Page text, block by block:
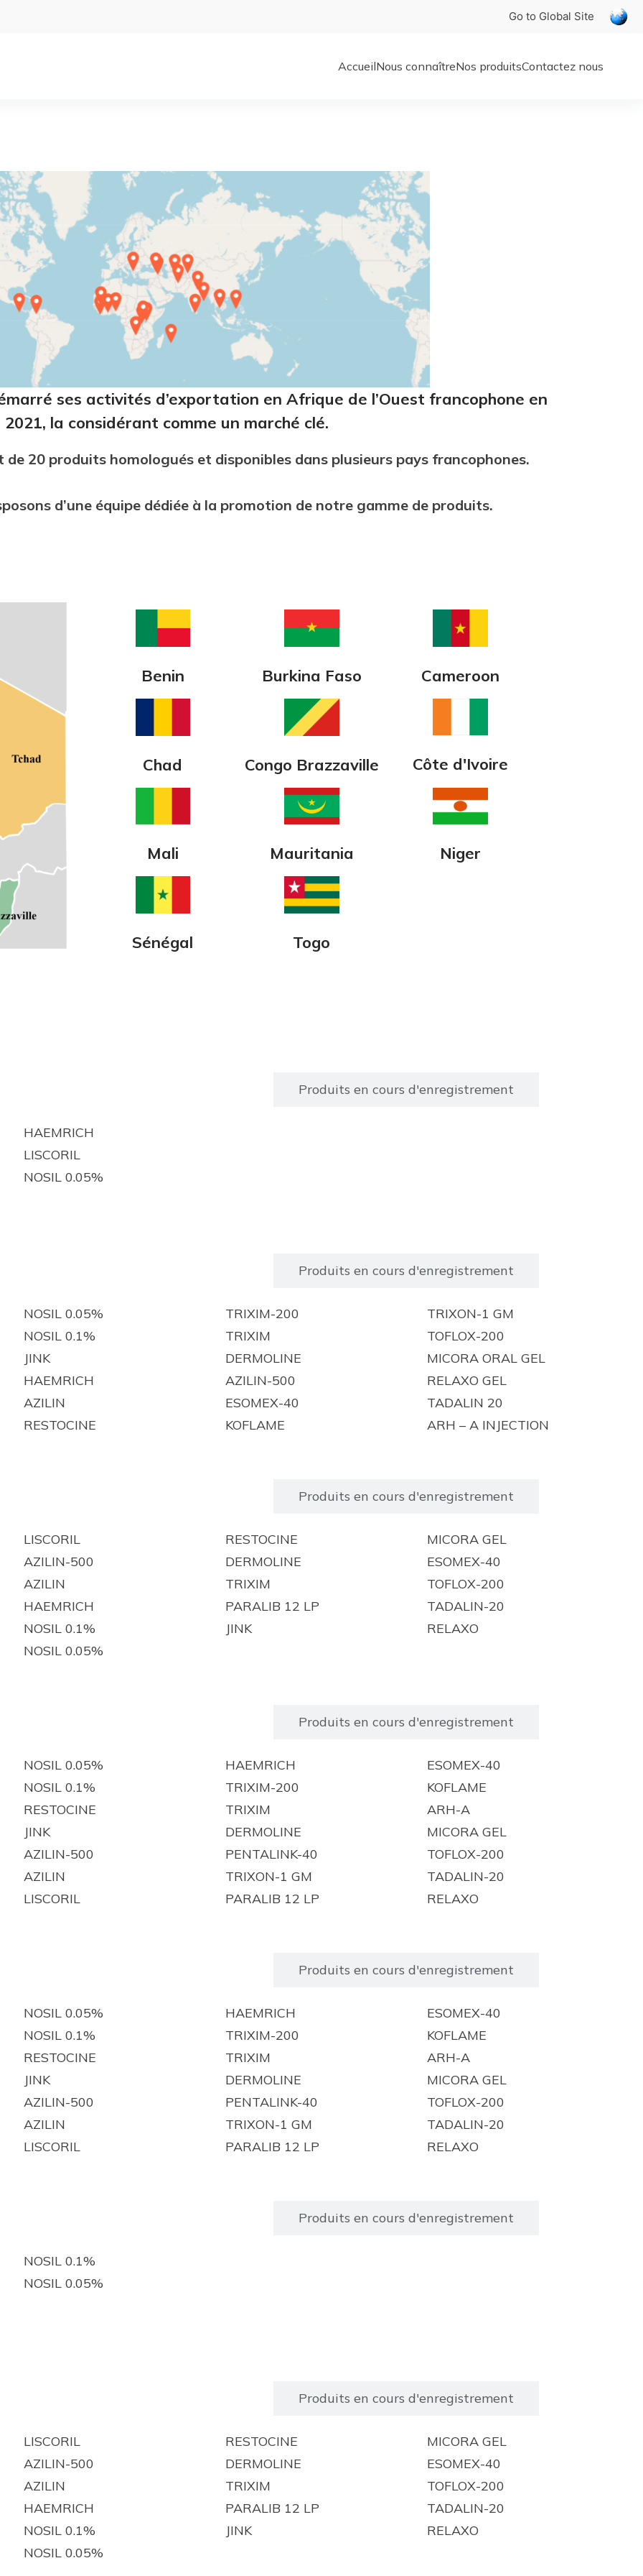
Go to Global Site
AccueilNous connaîtreNos produitsContactez nous
ses activités d’exportation en Afrique de l’Ouest francophone en
2021, la considérant comme un marché clé.
20 produits homologués et disponibles dans plusieurs pays francophones.
d’une équipe dédiée à la promotion de notre gamme de produits.
Benin Burkina Faso Cameroon
Chad Congo Brazzaville Côte d'Ivoire
Mali Mauritania Niger
Sénégal Togo
Produits en cours d'enregistrement
HAEMRICH
LISCORIL
NOSIL 0.05%
Produits en cours d'enregistrement
NOSIL 0.05%
NOSIL 0.1%
JINK
HAEMRICH
AZILIN
RESTOCINE
TRIXIM-200
TRIXIM
DERMOLINE
AZILIN-500
ESOMEX-40
KOFLAME
TRIXON-1 GM
TOFLOX-200
MICORA ORAL GEL
RELAXO GEL
TADALIN 20
ARH – A INJECTION
Produits en cours d'enregistrement
LISCORIL
AZILIN-500
AZILIN
HAEMRICH
NOSIL 0.1%
NOSIL 0.05%
RESTOCINE
DERMOLINE
TRIXIM
PARALIB 12 LP
JINK
MICORA GEL
ESOMEX-40
TOFLOX-200
TADALIN-20
RELAXO
Produits en cours d'enregistrement
NOSIL 0.05%
NOSIL 0.1%
RESTOCINE
JINK
AZILIN-500
AZILIN
LISCORIL
HAEMRICH
TRIXIM-200
TRIXIM
DERMOLINE
PENTALINK-40
TRIXON-1 GM
PARALIB 12 LP
ESOMEX-40
KOFLAME
ARH-A
MICORA GEL
TOFLOX-200
TADALIN-20
RELAXO
Produits en cours d'enregistrement
NOSIL 0.05%
NOSIL 0.1%
RESTOCINE
JINK
AZILIN-500
AZILIN
LISCORIL
HAEMRICH
TRIXIM-200
TRIXIM
DERMOLINE
PENTALINK-40
TRIXON-1 GM
PARALIB 12 LP
ESOMEX-40
KOFLAME
ARH-A
MICORA GEL
TOFLOX-200
TADALIN-20
RELAXO
Produits en cours d'enregistrement
NOSIL 0.1%
NOSIL 0.05%
Produits en cours d'enregistrement
LISCORIL
AZILIN-500
AZILIN
HAEMRICH
NOSIL 0.1%
NOSIL 0.05%
RESTOCINE
DERMOLINE
TRIXIM
PARALIB 12 LP
JINK
MICORA GEL
ESOMEX-40
TOFLOX-200
TADALIN-20
RELAXO